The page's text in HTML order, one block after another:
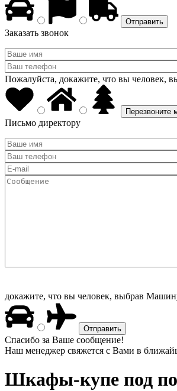
Заказать звонок
Пожалуйста, докажите, что вы человек,
Письмо директору
докажите, что вы человек, выбрав
Спасибо за Ваше сообщение!
Наш менеджер свяжется с Вами в
Шкафы-купе под